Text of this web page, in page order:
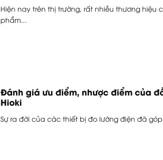
Hiện nay trên thị trường, rất nhiều thương hiệu
phẩm...
Đánh giá ưu điểm, nhược điểm của
Hioki
Sự ra đời của các thiết bị đo lường điện đã góp